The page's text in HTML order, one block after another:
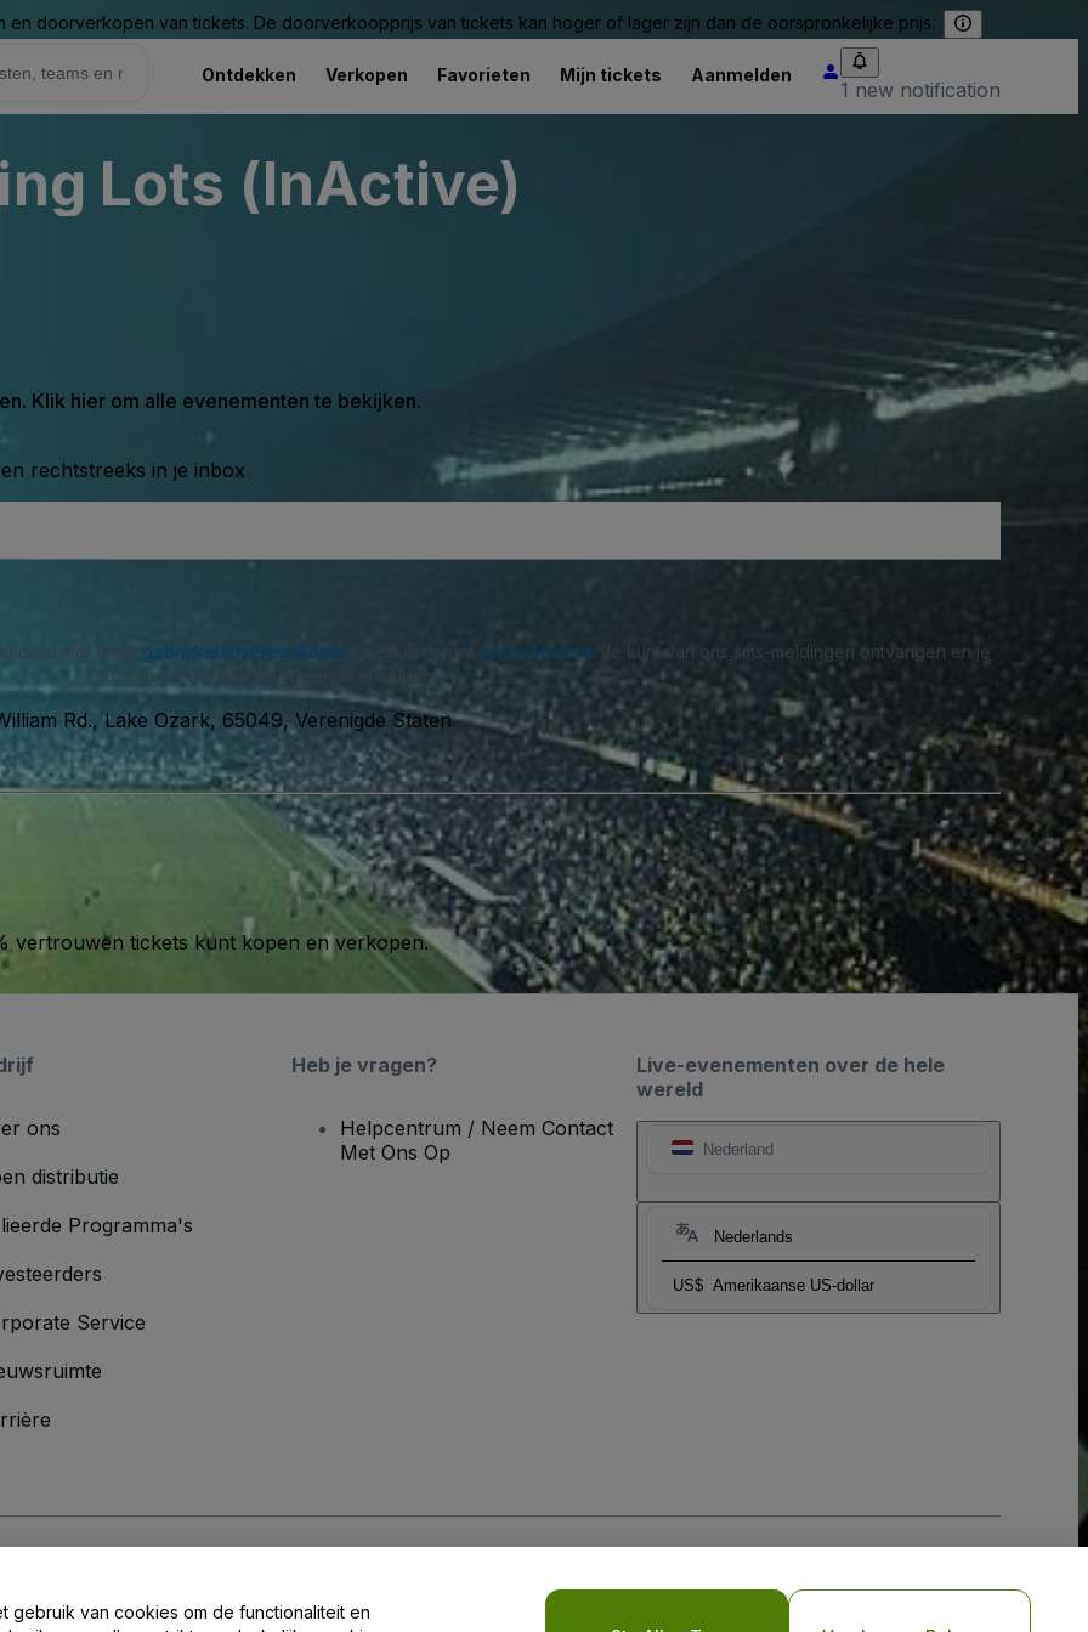
doorverkopen van tickets. De doorverkoopprijs van tickets kan hoger of lager zijn dan de oorspronkelijke prijs.
Ontdekken Verkopen Favorieten Mijn tickets Aanmelden
1 new notification
Lots (InActive)
Klik hier om alle evenementen te bekijken.
rechtstreeks in je inbox
met onze gebruikersovereenkomst en erken je ons privacybeleid
. Je kunt van ons sms-meldingen ontvangen en je
kunt je op elk gewenst moment afmelden.
Rd., Lake Ozark, 65049, Verenigde Staten
vertrouwen tickets kunt kopen en verkopen.
Live-evenementen over de hele
wereld
Nederland
Nederlands
US$ Amerikaanse US-dollar
ons
distributie
Programma's
Service
Heb je vragen?
Helpcentrum / Neem Contact
Met Ons Op
privacybeleid voor mobiel
gebruik van cookies om de functionaliteit en